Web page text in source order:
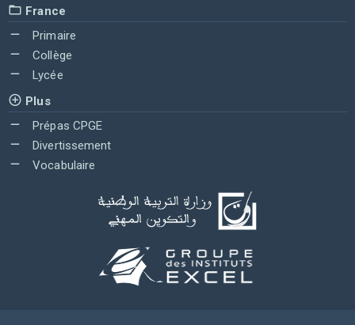
France
Primaire
Collège
Lycée
Plus
Prépas CPGE
Divertissement
Vocabulaire